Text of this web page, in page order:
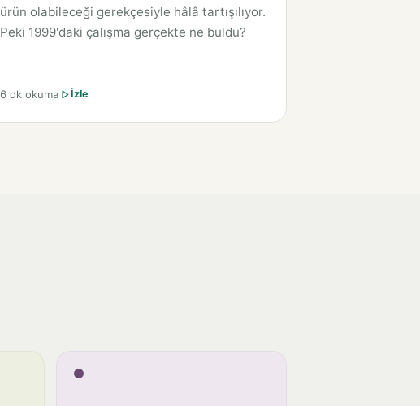
ürün olabileceği gerekçesiyle hâlâ tartışılıyor.
Peki 1999'daki çalışma gerçekte ne buldu?
6 dk okuma İzle